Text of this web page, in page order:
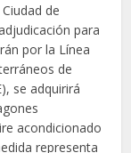
de
para
por la Línea
de
se adquirirá
acondicionado
representa